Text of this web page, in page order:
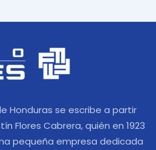
Honduras se escribe a partir
Flores Cabrera, quién en 1923
pequeña empresa dedicada